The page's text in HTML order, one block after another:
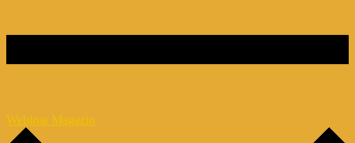
Webinar Magazin